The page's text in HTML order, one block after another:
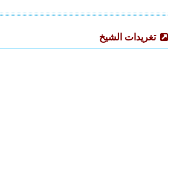
تغريدات الشيخ